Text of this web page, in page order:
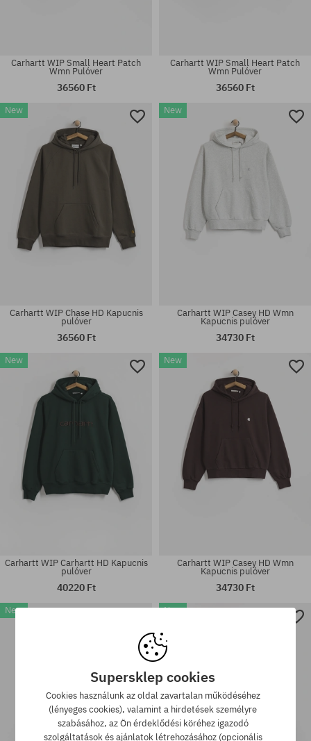
Elérhető méretek:
Elérhető méretek:
Elérhető méretek:
Carhartt WIP Small Heart Patch
Wmn Pulóver
36560 Ft
Elérhető méretek:
Carhartt WIP Small Heart Patch
Wmn Pulóver
36560 Ft
New
Elérhető méretek:
Carhartt WIP Chase HD Kapucnis
pulóver
36560 Ft
New
Carhartt WIP Casey HD Wmn
Kapucnis pulóver
34730 Ft
New
Carhartt WIP Carhartt HD Kapucnis
pulóver
40220 Ft
New
Carhartt WIP Casey HD Wmn
Kapucnis pulóver
34730 Ft
New New
Supersklep cookies
Cookies használunk az oldal zavartalan működéséhez
(lényeges cookies), valamint a hirdetések személyre
szabásához, az Ön érdeklődési köréhez igazodó
szolgáltatások és ajánlatok létrehozásához (opcionális